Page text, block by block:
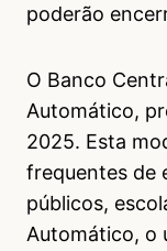
poderão
O Banco
Automático,
2025. Esta
frequentes de
públicos,
Automático, o